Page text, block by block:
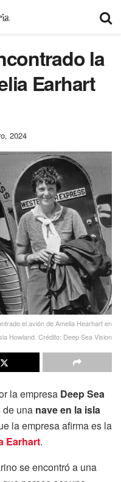
la
Earhart
2024
el avión de Amelia Hearhart en
Howland. Crédito: Deep Sea Vision
la empresa Deep Sea
de una nave en la isla
la empresa afirma es la
Earhart.
se encontró a una